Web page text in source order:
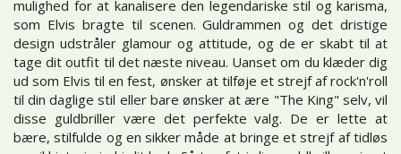
mulighed for at kanalisere den legendariske stil og karisma,
som Elvis bragte til scenen. Guldrammen og det dristige
design udstråler glamour og attitude, og de er skabt til at
tage dit outfit til det næste niveau. Uanset om du klæder dig
ud som Elvis til en fest, ønsker at tilføje et strejf af rock'n'roll
til din daglige stil eller bare ønsker at ære "The King" selv, vil
disse guldbriller være det perfekte valg. De er lette at
bære, stilfulde og en sikker måde at bringe et strejf af tidløs